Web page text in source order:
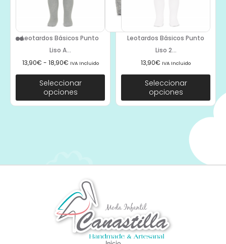
Leotardos Básicos Punto
Liso A...
13,90€ - 18,90€ IVA Incluido
Seleccionar
opciones
Leotardos Básicos Punto
Liso 2...
13,90€ IVA Incluido
Seleccionar
opciones